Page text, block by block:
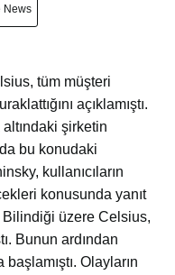
News
tüm müşteri
açıklamıştı.
şirketin
bu konudaki
kullanıcıların
konusunda yanıt
üzere Celsius,
Bunun ardından
Olayların